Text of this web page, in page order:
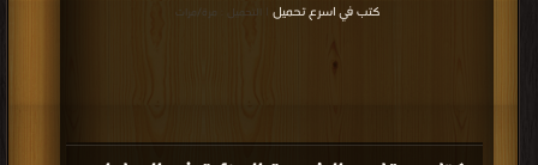
كتب في اسرع تحميل | التحميل : مرة/مرات